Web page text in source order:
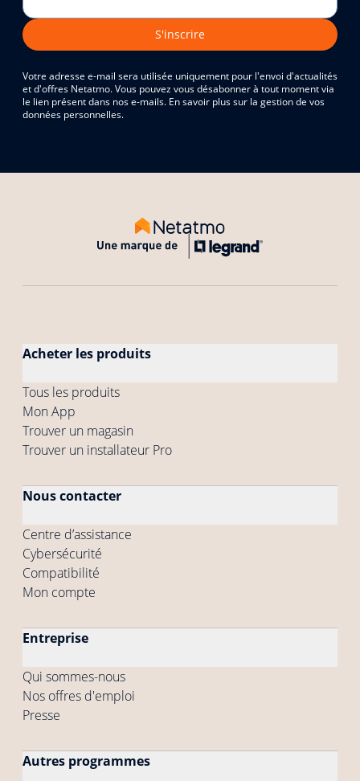
S'inscrire
Votre adresse e-mail sera utilisée uniquement pour l'envoi d'actualités
et d'offres Netatmo. Vous pouvez vous désabonner à tout moment via
le lien présent dans nos e-mails. En savoir plus sur la gestion de vos
données personnelles.
Acheter les produits
Tous les produits
Mon App
Trouver un magasin
Trouver un installateur Pro
Nous contacter
Centre d’assistance
Cybersécurité
Compatibilité
Mon compte
Entreprise
Qui sommes-nous
Nos offres d'emploi
Presse
Autres programmes